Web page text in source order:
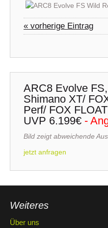
« vorherige Eintrag
ARC8 Evolve
Shimano XT/
Perf/ FOX
UVP 6.199€ -
Bild zeigt abweichende
jetzt anfragen
Weiteres
Über uns